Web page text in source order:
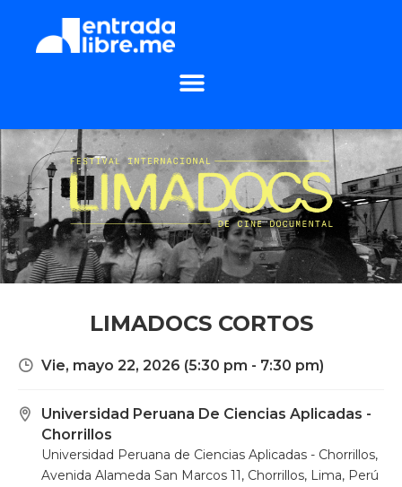
LIMADOCS CORTOS
Vie, mayo 22, 2026 (5:30 pm - 7:30 pm)
Universidad Peruana De Ciencias Aplicadas -
Chorrillos
Universidad Peruana de Ciencias Aplicadas - Chorrillos,
Avenida Alameda San Marcos 11, Chorrillos, Lima, Perú